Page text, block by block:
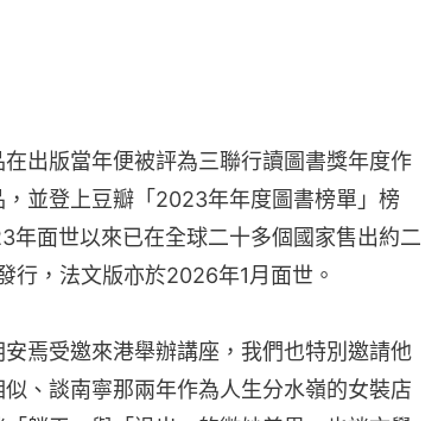
出版當年便被評為三聯行讀圖書獎年度作
並登上豆瓣「2023年年度圖書榜單」榜
年面世以來已在全球二十多個國家售出約二
行，法文版亦於2026年1月面世。
焉受邀來港舉辦講座，我們也特別邀請他
、談南寧那兩年作為人生分水嶺的女裝店